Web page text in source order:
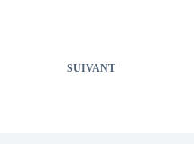
SUIVANT